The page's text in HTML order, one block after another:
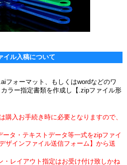
イル入稿について
フォーマット、もしくはwordなどのワ
ラー指定書類を作成し【.zipファイル形
入お手続き時に必要となりますので、
タ・テキストデータ等一式をzipファイ
ザインファイル送信フォーム】から送
レイアウト指定はお受け付け致しかね